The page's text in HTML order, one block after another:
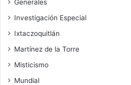
Generales
Investigación Especial
Ixtaczoquitlán
Martínez de la Torre
Misticismo
Mundial